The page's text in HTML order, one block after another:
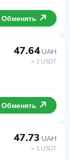
Обменять
47.64UAH
= 1 USDT
Обменять
47.73 UAH
= 1 USDT